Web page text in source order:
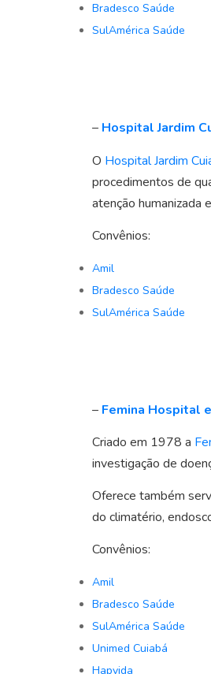
Bradesco Saúde
SulAmérica Saúde
– Hospital Jardim
O Hospital Jardim
procedimentos de
atenção humanizada
Convênios:
Amil
Bradesco Saúde
SulAmérica Saúde
– Femina Hospital
Criado em 1978 a
investigação de
Oferece também
do climatério,
Convênios:
Amil
Bradesco Saúde
SulAmérica Saúde
Unimed Cuiabá
Hapvida